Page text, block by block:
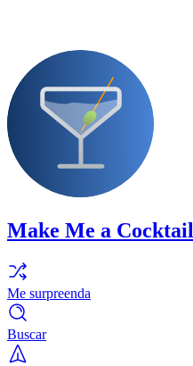
Make Me a Cocktail
Me surpreenda
Buscar